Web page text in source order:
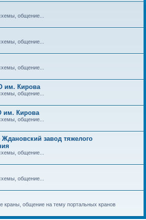
общение...
общение...
общение...
им. Кирова
общение...
им. Кирова
общение...
Ждановский завод тяжелого
общение...
общение...
краны, общение на тему портальных кранов